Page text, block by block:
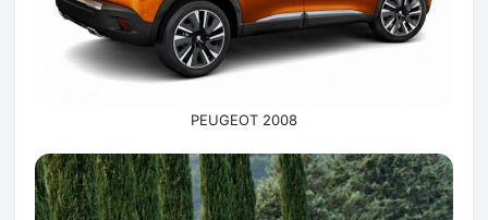
PEUGEOT 2008